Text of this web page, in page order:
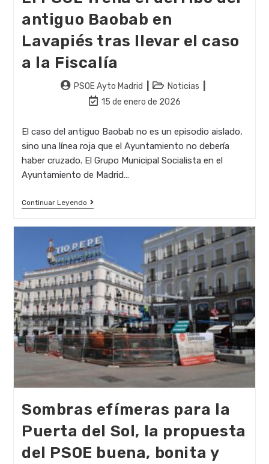
antiguo Baobab en
Lavapiés tras llevar el caso
a la Fiscalía
AutorPSOE Ayto Madrid
Categoría
de
Noticias
Última
la
entrada:
15 de enero de 2026
El caso del antiguo Baobab no es un episodio aislado,
sino una línea roja que el Ayuntamiento no debería
haber cruzado. El Grupo Municipal Socialista en el
Ayuntamiento de Madrid…
Continuar LeyendoEl
Derribo
Del
Antiguo
Baobab
En
Lavapiés
Tras
Llevar
El
Caso
A
La
Fiscalía
Sombras efímeras para la
Puerta del Sol, la propuesta
del PSOE buena, bonita y